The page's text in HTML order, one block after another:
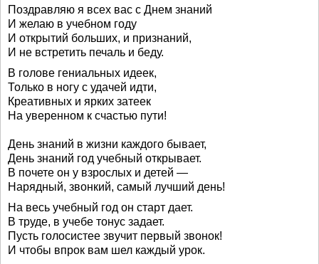
Поздравляю я всех вас с Днем знаний
И желаю в учебном году
И открытий больших, и признаний,
И не встретить печаль и беду.
В голове гениальных идеек,
Только в ногу с удачей идти,
Креативных и ярких затеек
На уверенном к счастью пути!
День знаний в жизни каждого бывает,
День знаний год учебный открывает.
В почете он у взрослых и детей —
Нарядный, звонкий, самый лучший день!
На весь учебный год он старт дает.
В труде, в учебе тонус задает.
Пусть голосистее звучит первый звонок!
И чтобы впрок вам шел каждый урок.